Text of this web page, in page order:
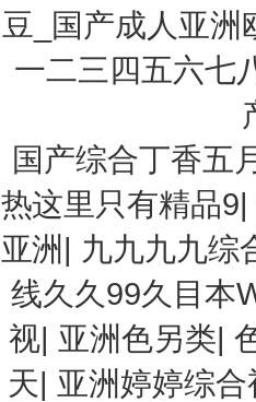
豆_国产成人亚洲
一二三四五六七
国产综合丁香五
热这里只有精品9|
亚洲 | 九九九九综
线久久99久目本
视| 亚洲色另类|
天| 亚洲婷婷综合